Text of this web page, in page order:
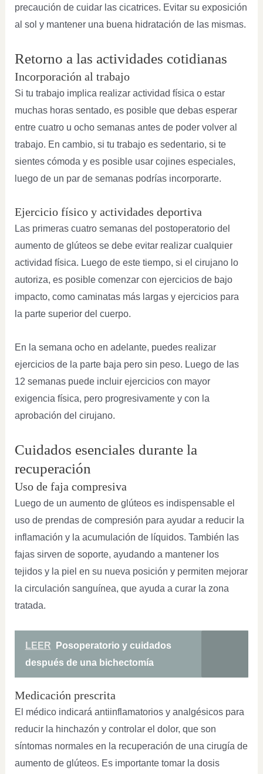
precaución de cuidar las cicatrices. Evitar su exposición
al sol y mantener una buena hidratación de las mismas.
Retorno a las actividades cotidianas
Incorporación al trabajo
Si tu trabajo implica realizar actividad física o estar
muchas horas sentado, es posible que debas esperar
entre cuatro u ocho semanas antes de poder volver al
trabajo. En cambio, si tu trabajo es sedentario, si te
sientes cómoda y es posible usar cojines especiales,
luego de un par de semanas podrías incorporarte.
Ejercicio físico y actividades deportiva
Las primeras cuatro semanas del postoperatorio del
aumento de glúteos se debe evitar realizar cualquier
actividad física. Luego de este tiempo, si el cirujano lo
autoriza, es posible comenzar con ejercicios de bajo
impacto, como caminatas más largas y ejercicios para
la parte superior del cuerpo.
En la semana ocho en adelante, puedes realizar
ejercicios de la parte baja pero sin peso. Luego de las
12 semanas puede incluir ejercicios con mayor
exigencia física, pero progresivamente y con la
aprobación del cirujano.
Cuidados esenciales durante la
recuperación
Uso de faja compresiva
Luego de un aumento de glúteos es indispensable el
uso de prendas de compresión para ayudar a reducir la
inflamación y la acumulación de líquidos. También las
fajas sirven de soporte, ayudando a mantener los
tejidos y la piel en su nueva posición y permiten mejorar
la circulación sanguínea, que ayuda a curar la zona
tratada.
LEER
Posoperatorio y cuidados
después de una bichectomía
Medicación prescrita
El médico indicará antiinflamatorios y analgésicos para
reducir la hinchazón y controlar el dolor, que son
síntomas normales en la recuperación de una cirugía de
aumento de glúteos. Es importante tomar la dosis